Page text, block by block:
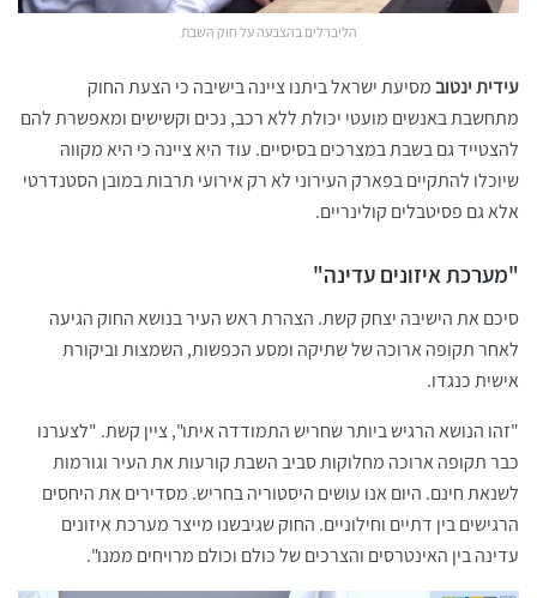
הליברלים בהצבעה על חוק השבת
עידית ינטובמסיעת ישראל ביתנו ציינה בישיבה כי הצעת החוק
מתחשבת באנשים מועטי יכולת ללא רכב, נכים וקשישים ומאפשרת להם
להצטייד גם בשבת במצרכים בסיסיים. עוד היא ציינה כי היא מקווה
שיוכלו להתקיים בפארק העירוני לא רק אירועי תרבות במובן הסטנדרטי
אלא גם פסיטבלים קולינריים.
"מערכת איזונים עדינה"
סיכם את הישיבה יצחק קשת. הצהרת ראש העיר בנושא החוק הגיעה
לאחר תקופה ארוכה של שתיקה ומסע הכפשות, השמצות וביקורת
אישית כנגדו.
"זהו הנושא הרגיש ביותר שחריש התמודדה איתו", ציין קשת. "לצערנו
כבר תקופה ארוכה מחלוקות סביב השבת קורעות את העיר וגורמות
לשנאת חינם. היום אנו עושים היסטוריה בחריש. מסדירים את היחסים
הרגישים בין דתיים וחילוניים. החוק שגיבשנו מייצר מערכת איזונים
עדינה בין האינטרסים והצרכים של כולם וכולם מרויחים ממנו".